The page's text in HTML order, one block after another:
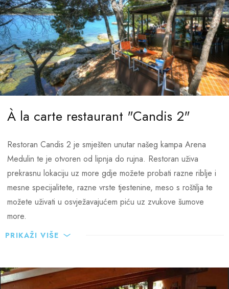
À la carte restaurant "Candis 2"
Restoran Candis 2 je smješten unutar našeg kampa Arena
Medulin te je otvoren od lipnja do rujna. Restoran uživa
prekrasnu lokaciju uz more gdje možete probati razne riblje i
mesne specijalitete, razne vrste tjestenine, meso s roštilja te
možete uživati u osvježavajućem piću uz zvukove šumove
more.
PRIKAŽI VIŠE